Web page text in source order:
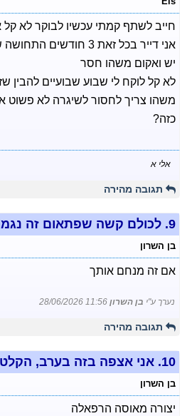
חייב לשתף קמתי עכשיו לבוקר לא קל
אני דייר בכל זאת 3
יש ואקום משהו חסר
לא קל לוקח לי שבוע שבועיים להבין
משהו צריך לחסור לשיגרה לא
כזה?
אלי א
תגובה מהירה
9. לכולם קשה שפתאום זה
בן השרון
אם זה מנחם אותך
נערך ע"י בן השרון 28/06/2026 11:56
תגובה מהירה
10. אני אצפה בזה בערב,
בן השרון
יצורה מאוסה הרפאלה